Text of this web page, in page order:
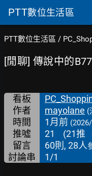
PTT數位生活區
PTT數位生活區 /
[閒聊] 傳說中的
看板
作者 mayolane (
時間 1月前
推噓 21 (21推
留言
60則, 28人
討論串 1/1